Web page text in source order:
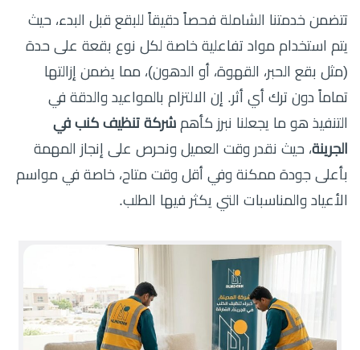
تتضمن خدمتنا الشاملة فحصاً دقيقاً للبقع قبل البدء، حيث
يتم استخدام مواد تفاعلية خاصة لكل نوع بقعة على حدة
(مثل بقع الحبر، القهوة، أو الدهون)، مما يضمن إزالتها
تماماً دون ترك أي أثر. إن الالتزام بالمواعيد والدقة في
التنفيذ هو ما يجعلنا نبرز كأهم شركة تنظيف كنب في
الجرينة، حيث نقدر وقت العميل ونحرص على إنجاز المهمة
بأعلى جودة ممكنة وفي أقل وقت متاح، خاصة في مواسم
الأعياد والمناسبات التي يكثر فيها الطلب.